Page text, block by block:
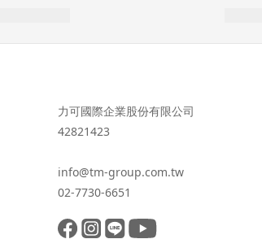
力可國際企業股份有限公司
42821423
info@tm-group.com.tw
02-7730-6651